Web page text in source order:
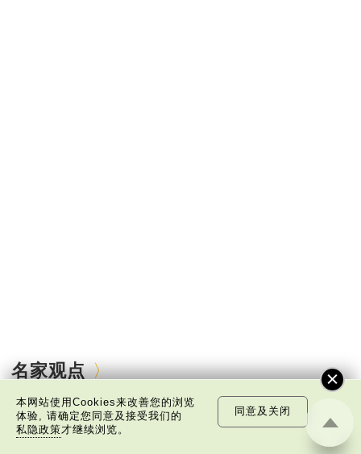
名家观点
本网站使用Cookies来改善您的浏览
体验, 请确定您同意及接受我们的
私隐政策才继续浏览。
同意及关闭